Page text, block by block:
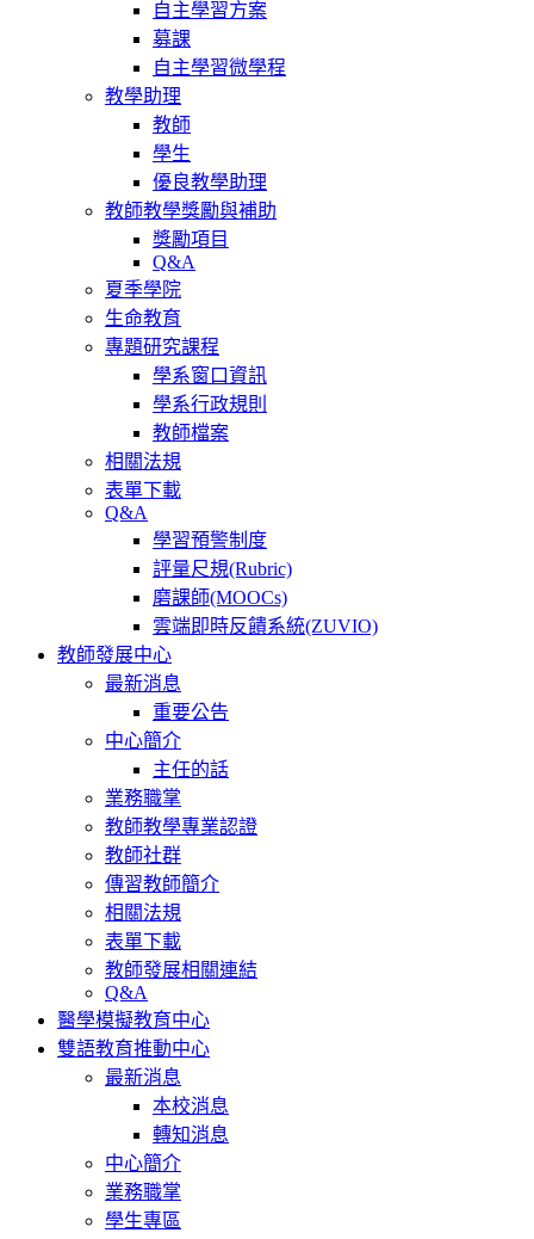
自主學習方案
募課
自主學習微學程
教學助理
教師
學生
優良教學助理
教師教學獎勵與補助
獎勵項目
Q&A
夏季學院
生命教育
專題研究課程
學系窗口資訊
學系行政規則
教師檔案
相關法規
表單下載
Q&A
學習預警制度
評量尺規(Rubric)
磨課師(MOOCs)
雲端即時反饋系統(ZUVIO)
教師發展中心
最新消息
重要公告
中心簡介
主任的話
業務職掌
教師教學專業認證
教師社群
傳習教師簡介
相關法規
表單下載
教師發展相關連結
Q&A
醫學模擬教育中心
雙語教育推動中心
最新消息
本校消息
轉知消息
中心簡介
業務職掌
學生專區